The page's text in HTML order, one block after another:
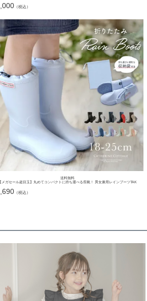
（税込）
送料無料
【メガセール超目玉】丸めてコンパクトに持ち運べる長靴！ 男女兼用レインブーツTAK
（税込）